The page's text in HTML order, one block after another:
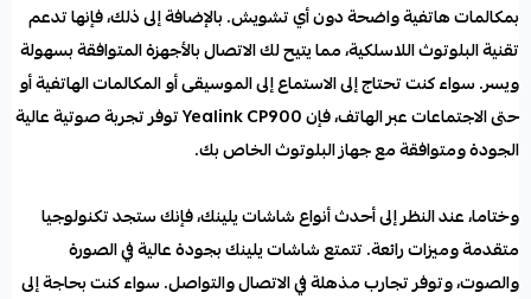
بمكالمات هاتفية واضحة دون أي تشويش. بالإضافة إلى ذلك، فإنها تدعم
تقنية البلوتوث اللاسلكية، مما يتيح لك الاتصال بالأجهزة المتوافقة بسهولة
ويسر. سواء كنت تحتاج إلى الاستماع إلى الموسيقى أو المكالمات الهاتفية أو
حتى الاجتماعات عبر الهاتف، فإن Yealink CP900 توفر تجربة صوتية عالية
الجودة ومتوافقة مع جهاز البلوتوث الخاص بك.
وختاما، عند النظر إلى أحدث أنواع شاشات يلينك، فإنك ستجد تكنولوجيا
متقدمة وميزات رائعة. تتمتع شاشات يلينك بجودة عالية في الصورة
والصوت، وتوفر تجارب مذهلة في الاتصال والتواصل. سواء كنت بحاجة إلى